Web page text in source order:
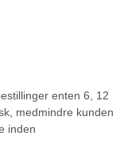
enten 6, 12
medmindre kunden
inden